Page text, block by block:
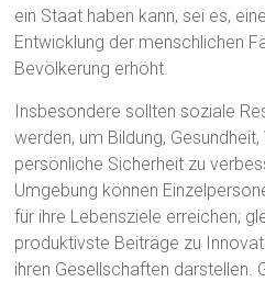
ein Staat haben kann, sei es,
Entwicklung der menschlichen
Bevölkerung erhöht.
Insbesondere sollten soziale
werden, um Bildung,
persönliche Sicherheit zu
Umgebung können
für ihre Lebensziele erreichen;
produktivste Beiträge zu
ihren Gesellschaften darstellen.